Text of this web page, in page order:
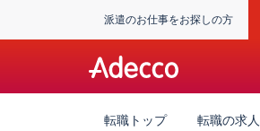
派遣のお仕事をお探しの方
転職トップ 転職の求